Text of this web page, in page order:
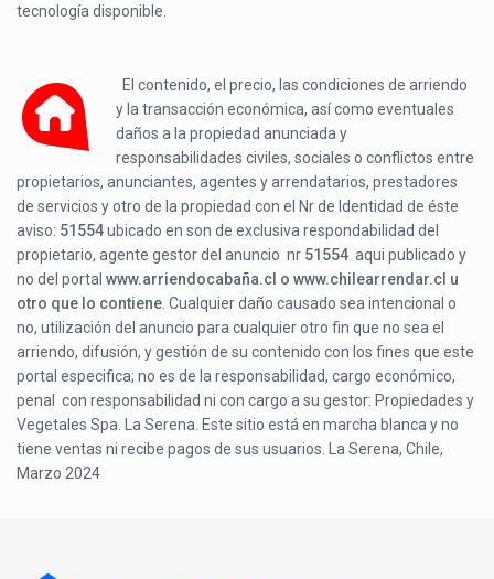
tecnología disponible.
El contenido, el precio, las condiciones de arriendo
y la transacción económica, así como eventuales
daños a la propiedad anunciada y
responsabilidades civiles, sociales o conflictos entre
propietarios, anunciantes, agentes y arrendatarios, prestadores
de servicios y otro de la propiedad con el Nr de Identidad de éste
aviso: 51554ubicado enson de exclusiva respondabilidad del
propietario, agente gestor del anuncio nr 51554 aqui publicado y
no del portalwww.arriendocabaña.cl o www.chilearrendar.cl u
otro que lo contiene . Cualquier daño causado sea intencional o
no, utilización del anuncio para cualquier otro fin que no sea el
arriendo, difusión, y gestión de su contenido con los fines que este
portal especifica; no es de la responsabilidad, cargo económico,
penal con responsabilidad ni con cargo a su gestor: Propiedades y
Vegetales Spa. La Serena. Este sitio está en marcha blanca y no
tiene ventas ni recibe pagos de sus usuarios. La Serena, Chile,
Marzo 2024